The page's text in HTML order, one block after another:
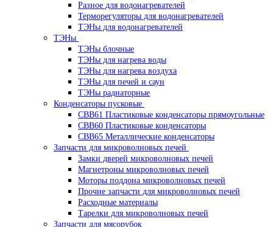
Разное для водонагревателей
Терморегуляторы для водонагревателей
ТЭНы для водонагревателей
ТЭНы
ТЭНы блочные
ТЭНы для нагрева воды
ТЭНы для нагрева воздуха
ТЭНы для печей и саун
ТЭНы радиаторные
Конденсаторы пусковые
CBB61 Пластиковые конденсаторы прямоугольные
CBB60 Пластиковые конденсаторы
CBB65 Металлические конденсаторы
Запчасти для микроволновых печей
Замки дверей микроволновых печей
Магнетроны микроволновых печей
Моторы поддона микроволновых печей
Прочие запчасти для микроволновых печей
Расходные материалы
Тарелки для микроволновых печей
Запчасти для мясорубок